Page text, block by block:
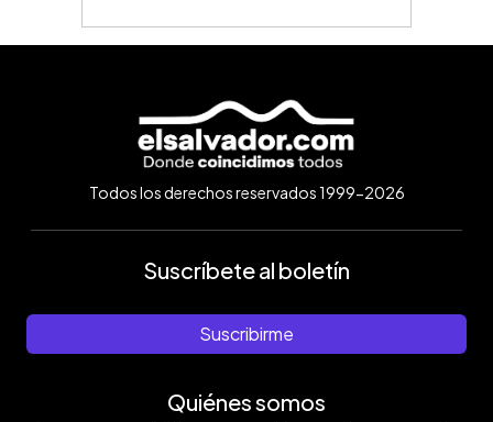
Todos los derechos reservados 1999-2026
Suscríbete al boletín
Suscribirme
Quiénes somos